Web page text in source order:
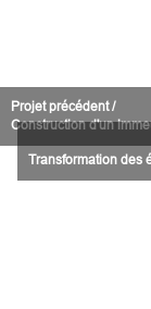
Projet précédent /
Construction d'un
Transformation des